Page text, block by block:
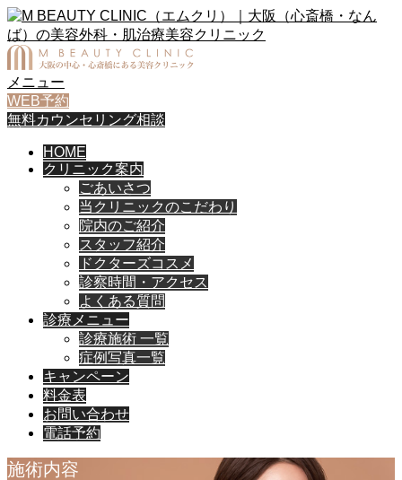
メニュー
WEB予約
無料カウンセリング相談
HOME
クリニック案内
ごあいさつ
当クリニックのこだわり
院内のご紹介
スタッフ紹介
ドクターズコスメ
診察時間・アクセス
よくある質問
診療メニュー
診療施術 一覧
症例写真一覧
キャンペーン
料金表
お問い合わせ
電話予約
施術内容